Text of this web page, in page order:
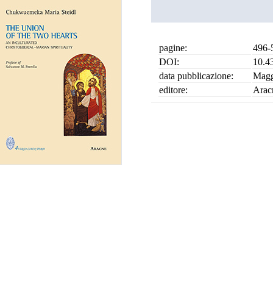
pagine:
496-
DOI:
data pubblicazione:
editore: